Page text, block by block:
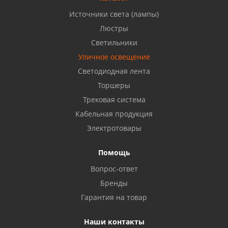
Бузулук, ул. Октябрьская, 24
Балаково, ул. Комарова, 55
Октябрьский, ул. Свердлова, 28
Азнакаево, ул. Булгар, 2. ТЦ "Акчарлак"
Стерлитамак, ул. Вокзальная, 13
Источники света (лампы)
Люстры
Светильники
Уличное освещение
Светодиодная лента
Торшеры
Трековая система
Кабельная продукция
Электротовары
Помощь
Вопрос-ответ
Бренды
Гарантия на товар
Наши контакты